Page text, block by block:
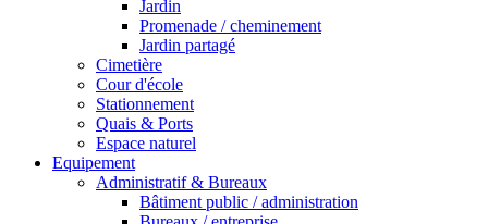
Jardin
Promenade / cheminement
Jardin partagé
Cimetière
Cour d'école
Stationnement
Quais & Ports
Espace naturel
Equipement
Administratif & Bureaux
Bâtiment public / administration